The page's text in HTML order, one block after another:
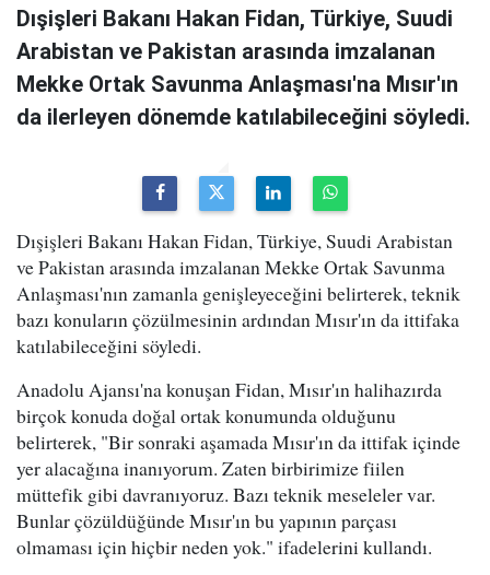
Dışişleri Bakanı Hakan Fidan, Türkiye, Suudi
Arabistan ve Pakistan arasında imzalanan
Mekke Ortak Savunma Anlaşması'na Mısır'ın
da ilerleyen dönemde katılabileceğini söyledi.
Dışişleri Bakanı Hakan Fidan, Türkiye, Suudi Arabistan
ve Pakistan arasında imzalanan Mekke Ortak Savunma
Anlaşması'nın zamanla genişleyeceğini belirterek, teknik
bazı konuların çözülmesinin ardından Mısır'ın da ittifaka
katılabileceğini söyledi.
Anadolu Ajansı'na konuşan Fidan, Mısır'ın halihazırda
birçok konuda doğal ortak konumunda olduğunu
belirterek, "Bir sonraki aşamada Mısır'ın da ittifak içinde
yer alacağına inanıyorum. Zaten birbirimize fiilen
müttefik gibi davranıyoruz. Bazı teknik meseleler var.
Bunlar çözüldüğünde Mısır'ın bu yapının parçası
olmaması için hiçbir neden yok." ifadelerini kullandı.